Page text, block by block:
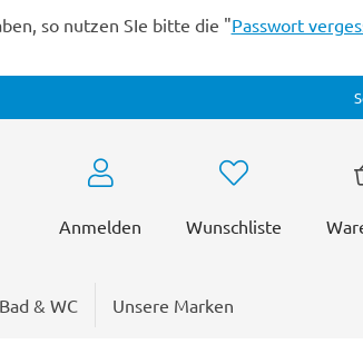
so nutzen SIe bitte die "Passwort
Anmelden Wunschliste
Bad & WC Unsere Marken